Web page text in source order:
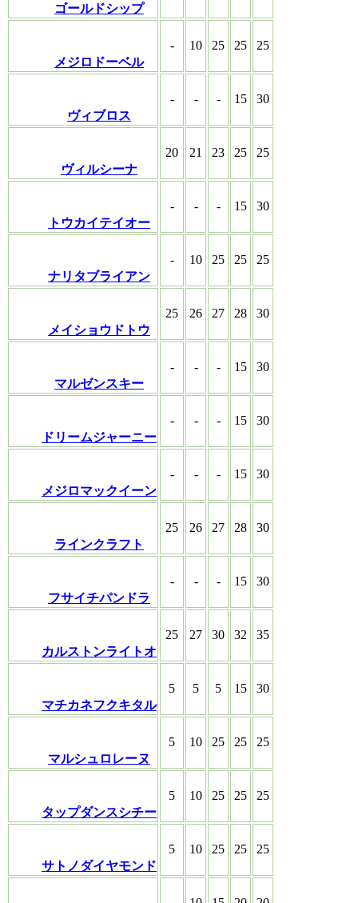
ゴールドシップ
メジロドーベル
- 10 25 25 25
ヴィブロス
- - - 15 30
ヴィルシーナ
20 21 23 25 25
トウカイテイオー
- - - 15 30
ナリタブライアン
- 10 25 25 25
メイショウドトウ
25 26 27 28 30
マルゼンスキー
- - - 15 30
ドリームジャーニー
- - - 15 30
メジロマックイーン
- - - 15 30
ラインクラフト
25 26 27 28 30
フサイチパンドラ
- - - 15 30
カルストンライトオ
25 27 30 32 35
マチカネフクキタル
5 5 5 15 30
マルシュロレーヌ
5 10 25 25 25
タップダンスシチー
5 10 25 25 25
サトノダイヤモンド
5 10 25 25 25